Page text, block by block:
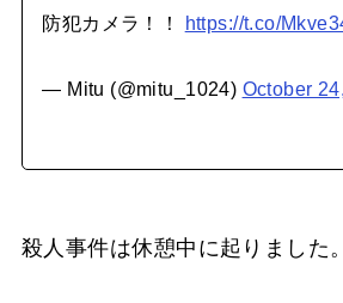
防犯カメラ！！ https://t.co/
— Mitu (@mitu_1024) October
殺人事件は休憩中に起りました。